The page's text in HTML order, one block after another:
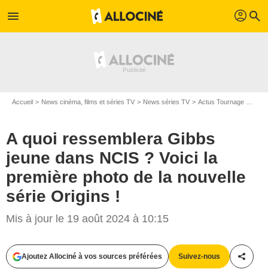
menu profil search
Accueil News cinéma, films et séries TV News séries TV Actus Tournage Séries TV
A quoi ressemblera Gibbs
jeune dans NCIS ? Voici la
première photo de la nouvelle
série Origins !
Mis à jour le 19 août 2024 à 10:15
Ajoutez Allociné à vos sources préférées Suivez-nous